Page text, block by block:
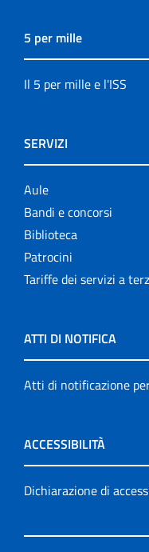
5 per mille
Il 5 per mille e l'ISS
SERVIZI
Aule
Bandi e concorsi
Biblioteca
Patrocini
Tariffe dei servizi a
ATTI DI NOTIFICA
Atti di notificazione
ACCESSIBILITÀ
Dichiarazione di